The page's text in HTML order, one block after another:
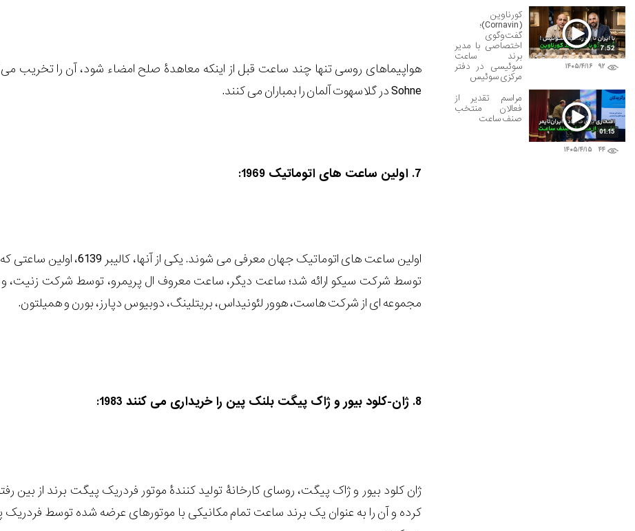
Sohne در گلاسهوت آلمان را بمباران می کنند.
7. اولین ساعت های اتوماتیک 1969:
اولین ساعت های اتوماتیک جهان معرفی می
مجموعه ای از شرکت هاست، هوور لئونیداس، بریتلینگ، دوبیوس دپارز، بورن و همیلتون.
8. ژان-کلود بیور و ژاک پیگت بلنک پین را خریداری می کنند 1983:
ژان کلود بیور و ژاک پیگت، روسای کارخانۀ تولید کنندۀ موتور فردریک پیگت برند از بین
کرده و آن را به عنوان یک برند ساعت تمام مکانیکی با موتورهای عرضه شده توسط فردریک
۹۲ ۱۴۰۵/۴/۱۶
7:52
کورناوین
(Cornavin)؛
گفت‌وگوی
اختصاصی با مدیر
برند ساعت
سوئیسی در دفتر
مرکزی سوئیس
۴۴ ۱۴۰۵/۴/۱۵
01:15
مراسم تقدیر از
فعالان منتخب
صنف ساعت